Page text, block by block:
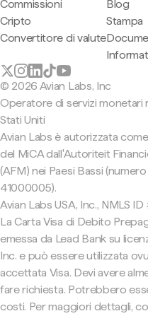
Commissioni
Cripto
Convertitore di valute
Blog
Stampa
© 2026 Avian Labs, Inc
Operatore di servizi monetari
Stati Uniti
Avian Labs è autorizzata
del MiCA dall'Autoriteit
(AFM) nei Paesi Bassi
41000005).
Avian Labs USA, Inc., NMLS
La Carta Visa di Debito
emessa da Lead Bank su
Inc. e può essere utilizzata
accettata Visa. Devi avere
fare richiesta. Potrebbero
costi. Per maggiori dettagli,